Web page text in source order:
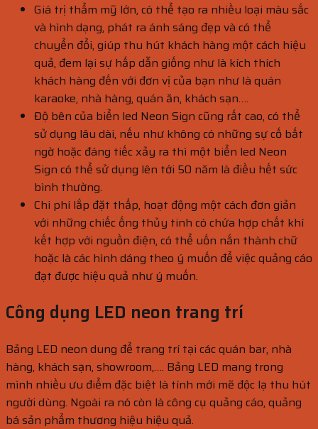
Giá trị thẩm mỹ lớn, có thể tạo ra nhiều loại màu sắc
và hình dạng, phát ra ánh sáng đẹp và có thể
chuyển đổi, giúp thu hút khách hàng một cách hiệu
quả, đem lại sự hấp dẫn giống như là kích thích
khách hàng đến với đơn vị của bạn như là quán
karaoke, nhà hàng, quán ăn, khách sạn….
Độ bên của biển led Neon Sign cũng rất cao, có thể
sử dụng lâu dài, nếu như không có những sự cố bất
ngờ hoặc đáng tiếc xảy ra thì một biển led Neon
Sign có thể sử dụng lên tới 50 năm là điều hết sức
bình thường.
Chi phí lắp đặt thấp, hoạt động một cách đơn giản
với những chiếc ống thủy tinh có chứa hợp chất khí
kết hợp với nguồn điện, có thể uốn nắn thành chữ
hoặc là các hình dáng theo ý muốn để việc quảng cáo
đạt được hiệu quả như ý muốn.
Công dụng LED neon trang trí
Bảng LED neon dung để trang trí tại các quán bar, nhà
hàng, khách sạn, showroom,…. Bảng LED mang trong
mình nhiều ưu điểm đặc biệt là tính mới mẽ độc lạ thu hút
người dùng. Ngoài ra nó còn là công cụ quảng cáo, quảng
bá sản phẩm thương hiệu hiệu quả.